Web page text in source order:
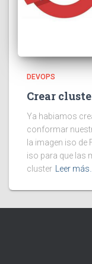
DEVOPS
Crear
Ya habiamos
conformar
la imagen iso de
iso para que las
cluster Leer